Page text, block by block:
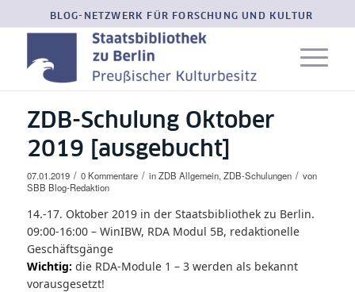
BLOG-NETZWERK FÜR FORSCHUNG UND KULTUR
ZDB-Schulung Oktober
2019 [ausgebucht]
07.01.2019 / 0 Kommentare / inZDB Allgemein, ZDB-Schulungen / von
SBB Blog-Redaktion
14.-17. Oktober 2019 in der Staatsbibliothek zu Berlin.
09:00-16:00 – WinIBW, RDA Modul 5B, redaktionelle
Geschäftsgänge
Wichtig: die RDA-Module 1 – 3 werden als bekannt
vorausgesetzt!